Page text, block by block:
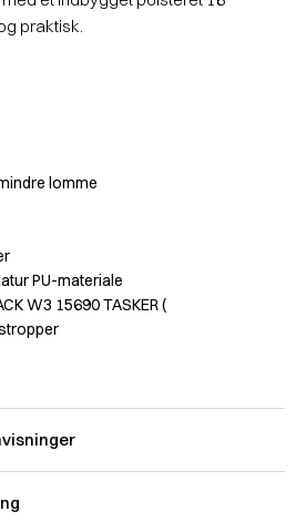
praktisk.
lomme
PU-materiale
W3 15690 TASKER (